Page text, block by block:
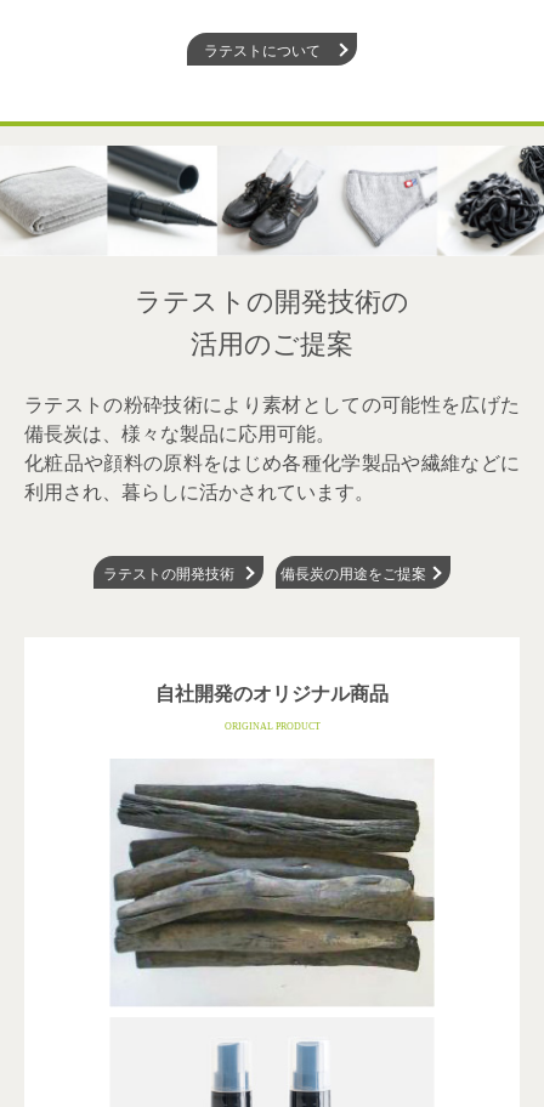
ラテストについて
ラテストの開発技術の
活用のご提案
ラテストの粉砕技術により素材としての可能性を広げた
備長炭は、様々な製品に応用可能。
化粧品や顔料の原料をはじめ各種化学製品や繊維などに
利用され、暮らしに活かされています。
ラテストの開発技術 備長炭の用途をご提案
自社開発のオリジナル商品
ORIGINAL PRODUCT